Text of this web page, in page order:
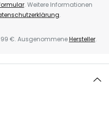
. Weitere Informationen
.
€. AusgenommeneHersteller.